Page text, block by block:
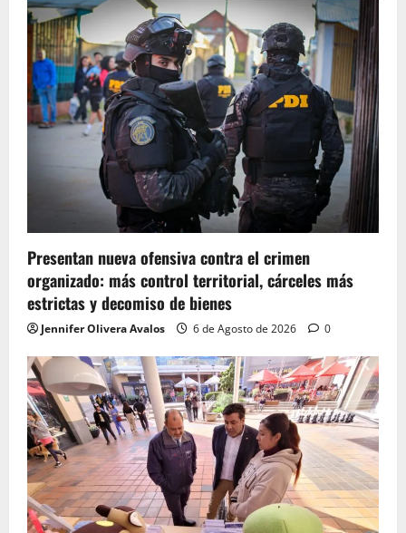
Presentan nueva ofensiva contra el crimen
organizado: más control territorial, cárceles más
estrictas y decomiso de bienes
Jennifer Olivera Avalos 6 de Agosto de 2026 0